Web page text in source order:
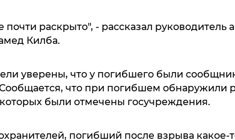
почти раскрыто", - рассказал руководитель
Килба.
уверены, что у погибшего были
что при погибшем обнаружили
были отмечены госучреждения.
погибший после взрыва какое-